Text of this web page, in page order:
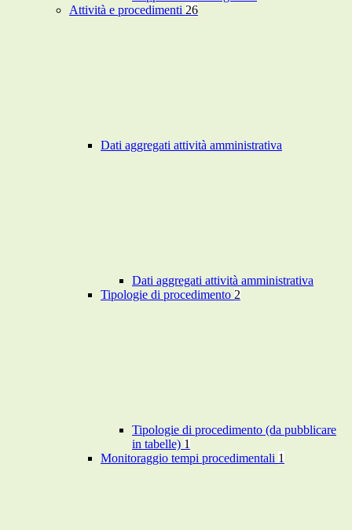
Attività e procedimenti 26
Dati aggregati attività amministrativa
Dati aggregati attività amministrativa
Tipologie di procedimento 2
Tipologie di procedimento (da pubblicare
in tabelle) 1
Monitoraggio tempi procedimentali 1